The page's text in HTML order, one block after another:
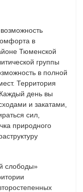
в
Тюменской
группы
в полной
Территория
день вы
и закатами,
сил,
природного
слободы»